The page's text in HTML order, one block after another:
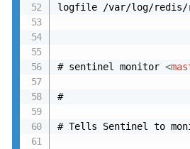
logfile /var/log/redis/
# sentinel monitor <
#
# Tells Sentinel to